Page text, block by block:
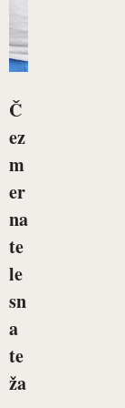
Č
ez
m
er
na
te
le
sn
a
te
ža